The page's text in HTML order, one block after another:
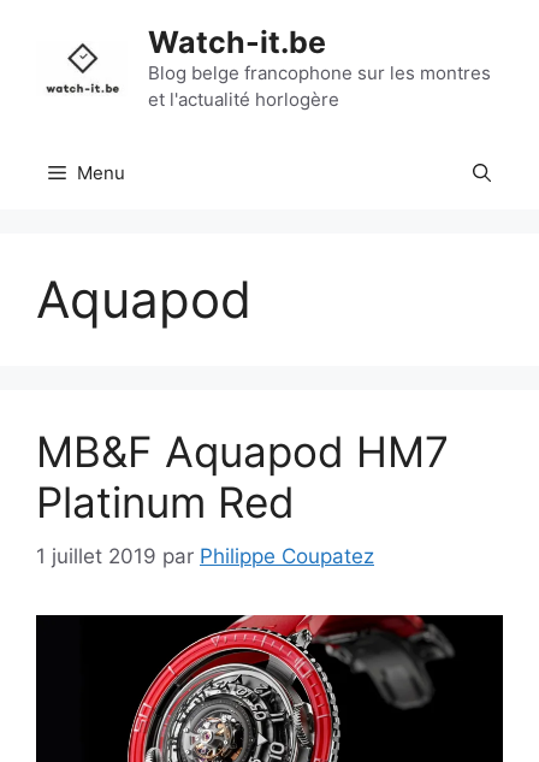
contenu
Watch-it.be
Blog belge francophone sur les montres
et l'actualité horlogère
Menu
Aquapod
MB&F Aquapod HM7
Platinum Red
1 juillet 2019 par Philippe Coupatez